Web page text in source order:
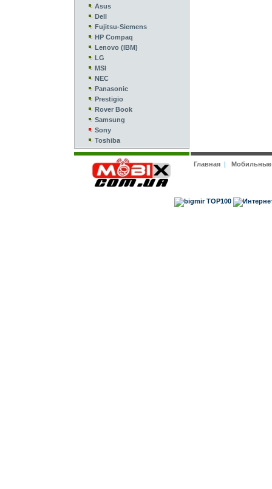
Asus
Dell
Fujitsu-Siemens
HP Compaq
Lenovo (IBM)
LG
MSI
NEC
Panasonic
Prestigio
Rover Book
Samsung
Sony
Toshiba
Главная|